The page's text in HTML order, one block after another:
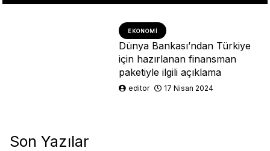
EKONOMI
Dünya Bankası’ndan Türkiye
için hazırlanan finansman
paketiyle ilgili açıklama
editor 17 Nisan 2024
Son Yazılar